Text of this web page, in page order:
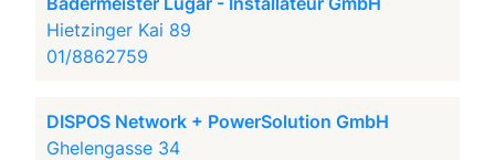
Hietzinger Kai 89
01/8862759
DISPOS Network + PowerSolution GmbH
Ghelengasse 34